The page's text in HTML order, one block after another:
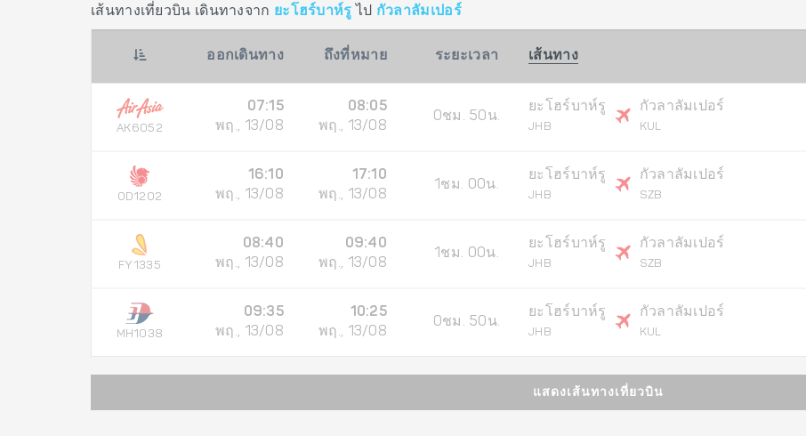
เส้นทางเที่ยวบิน เดินทางจาก ยะโฮร์บาห์รู ไป กัวลาลัมเปอร์
ออกเดินทาง ถึงที่หมาย ระยะเวลา เส้นทาง
AK6052
07:15
พฤ., 13/08
08:05
พฤ., 13/08
0ชม. 50น.
ยะโฮร์บาห์รู
JHB
กัวลาลัมเปอร์
KUL
OD1202
16:10
พฤ., 13/08
17:10
พฤ., 13/08
1ชม. 00น.
ยะโฮร์บาห์รู
JHB
กัวลาลัมเปอร์
SZB
FY1335
08:40
พฤ., 13/08
09:40
พฤ., 13/08
1ชม. 00น.
ยะโฮร์บาห์รู
JHB
กัวลาลัมเปอร์
SZB
MH1038
09:35
พฤ., 13/08
10:25
พฤ., 13/08
0ชม. 50น.
ยะโฮร์บาห์รู
JHB
กัวลาลัมเปอร์
KUL
แสดงเส้นทางเที่ยวบิน